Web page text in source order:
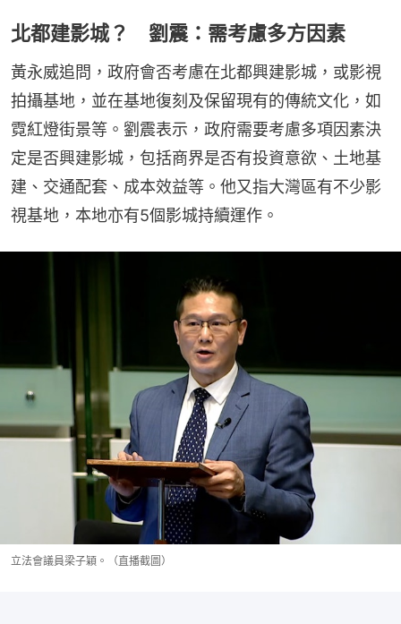
北都建影城？ 劉震：需考慮多方因素
黃永威追問，政府會否考慮在北都興建影城，或影視
拍攝基地，並在基地復刻及保留現有的傳統文化，如
霓紅燈街景等。劉震表示，政府需要考慮多項因素決
定是否興建影城，包括商界是否有投資意欲、土地基
建、交通配套、成本效益等。他又指大灣區有不少影
視基地，本地亦有5個影城持續運作。
立法會議員梁子穎。（直播截圖）